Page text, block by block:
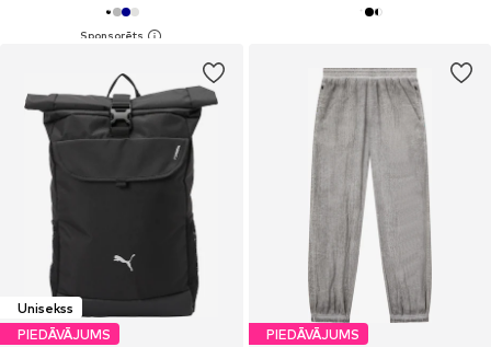
Unisekss
PIEDĀVĀJUMS
PIEDĀVĀJUMS